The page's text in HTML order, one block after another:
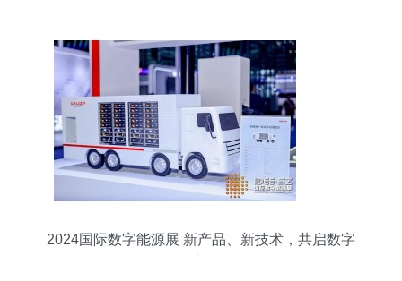
2024国际数字能源展 新产品、新技术，共启数字